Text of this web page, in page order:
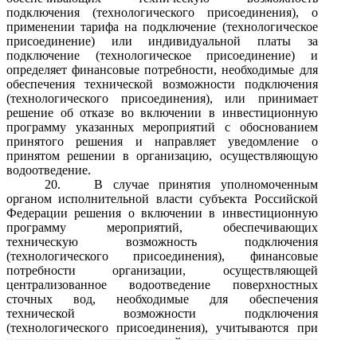
подключения (технологического присоединения), о
применении тарифа на подключение (технологическое
присоединение) или индивидуальной платы за
подключение (технологическое присоединение) и
определяет финансовые потребности, необходимые для
обеспечения технической возможности подключения
(технологического присоединения), или принимает
решение об отказе во включении в инвестиционную
программу указанных мероприятий с обоснованием
принятого решения и направляет уведомление о
принятом решении в организацию, осуществляющую
водоотведение.
20.
В случае принятия уполномоченным
органом исполнительной власти субъекта Российской
Федерации решения о включении в инвестиционную
программу мероприятий, обеспечивающих
техническую возможность подключения
(технологического присоединения), финансовые
потребности организации, осуществляющей
централизованное водоотведение поверхностных
сточных вод, необходимые для обеспечения
технической возможности подключения
(технологического присоединения), учитываются при